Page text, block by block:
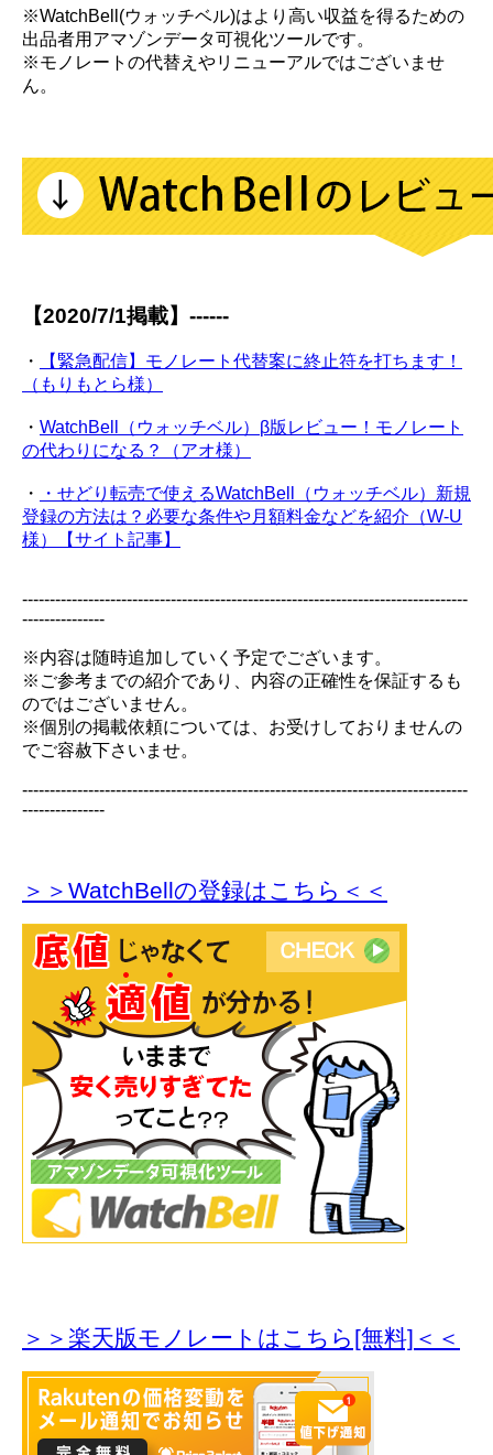
※WatchBell(ウォッチベル)はより高い収益を得るための
出品者用アマゾンデータ可視化ツールです。
※モノレートの代替えやリニューアルではございませ
ん。
【2020/7/1掲載】------
・
【緊急配信】モノレート代替案に終止符を打ちます！
（もりもとら様）
・ WatchBell（ウォッチベル）β版レビュー！モノレート
の代わりになる？（アオ様）
・
・せどり転売で使えるWatchBell（ウォッチベル）新規
登録の方法は？必要な条件や月額料金などを紹介（W-U
様）【サイト記事】
---------------------------------------------------------------------------------
---------------
※内容は随時追加していく予定でございます。
※ご参考までの紹介であり、内容の正確性を保証するも
のではございません。
※個別の掲載依頼については、お受けしておりませんの
でご容赦下さいませ。
---------------------------------------------------------------------------------
---------------
＞＞WatchBellの登録はこちら＜＜
＞＞楽天版モノレートはこちら[無料]＜＜